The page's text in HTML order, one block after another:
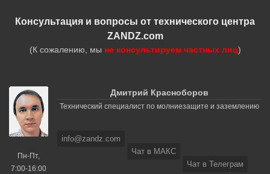
Консультация и вопросы от технического центра
ZANDZ.com
(К сожалению, мы не консультируем частных лиц)
Пн-Пт,
7:00-16:00
Дмитрий Красноборов
Технический специалист по молниезащите и заземлению
info@zandz.com
Чат в МАКС
Чат в Телеграм